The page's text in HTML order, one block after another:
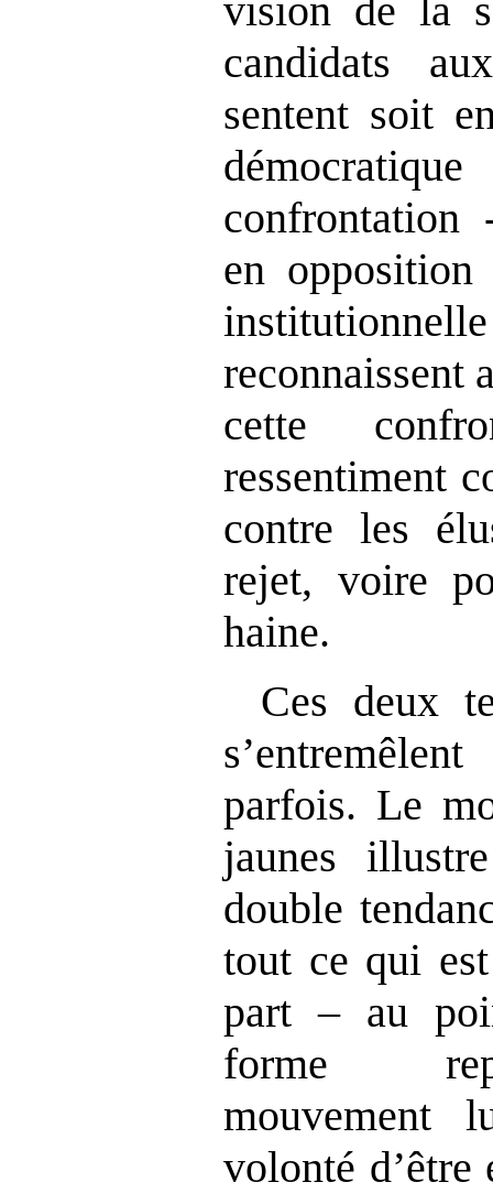
vision de la
candidats
sentent soit
confrontation
en
reconnaissent
cette
ressentiment
contre les
rejet, voire
haine.
Ces deux
parfois. Le
jaunes
double
tout ce qui
part – au
forme
mouvement
volonté d’être